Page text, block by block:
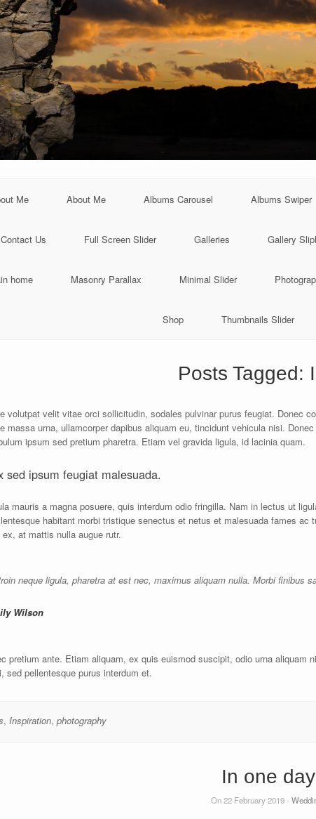
Me About Me Albums Carousel Albums Swiper
Contact Us Full Screen Slider Galleries Gallery
home Masonry Parallax Minimal Slider
Shop Thumbnails Slider
Posts Tagged:
volutpat velit vitae orci sollicitudin, sodales pulvinar purus feugiat. Donec
massa urna, ullamcorper dapibus aliquam eu, tincidunt vehicula nisi.
ipsum sed pretium pharetra. Etiam vel gravida ligula, id lacinia quam.
sed ipsum feugiat malesuada.
mauris a magna posuere, quis interdum odio fringilla. Nam in lectus ut
habitant morbi tristique senectus et netus et malesuada fames
at mattis nulla augue rutr.
neque ligula, pharetra at est nec, maximus aliquam nulla. Morbi finibus
Wilson
pretium ante. Etiam aliquam, ex quis euismod suscipit, odio urna
sed pellentesque purus interdum et.
, Inspiration, photography
In one day
On 22 February 2019 -